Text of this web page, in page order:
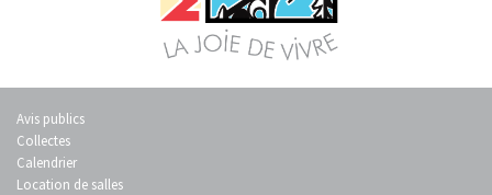
Avis publics
Collectes
Calendrier
Location de salles